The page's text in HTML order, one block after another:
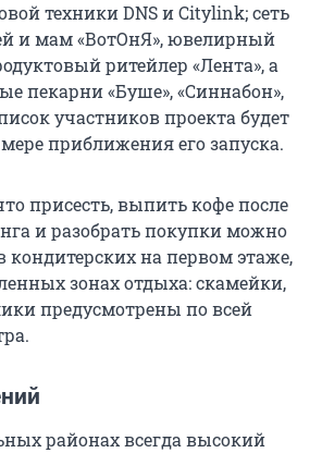
техники DNS и Citylink; сеть
и мам «ВотОнЯ», ювелирный
ритейлер «Лента», а
пекарни «Буше», «Синнабон»,
участников проекта будет
приближения его запуска.
присесть, выпить кофе после
и разобрать покупки можно
кондитерских на первом этаже,
зонах отдыха: скамейки,
предусмотрены по всей
районах всегда высокий